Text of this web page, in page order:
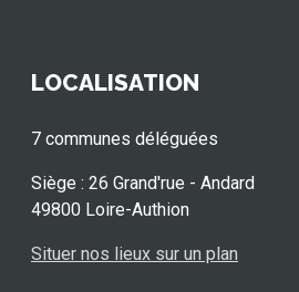
LOCALISATION
7 communes déléguées
Siège : 26 Grand'rue - Andard
49800 Loire-Authion
Situer nos lieux sur un plan